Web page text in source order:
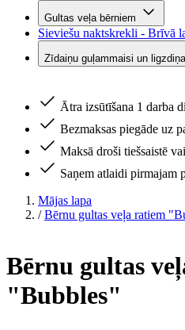
Gultas veļa bērniem
Sieviešu naktskrekli - Brīvā
Zīdaiņu guļammaisi un
Ātra izsūtīšana 1 darba
Bezmaksas piegāde uz
Maksā droši tiešsaistē
Saņem atlaidi pirmajam
Mājas lapa
/ Bērnu gultas veļa ratiem
Bērnu gultas
"Bubbles"